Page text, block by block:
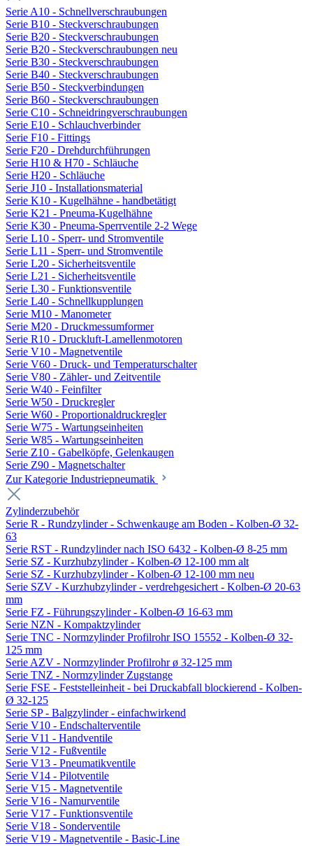
Serie A10 - Schnellverschraubungen
Serie B10 - Steckverschraubungen
Serie B20 - Steckverschraubungen
Serie B20 - Steckverschraubungen neu
Serie B30 - Steckverschraubungen
Serie B40 - Steckverschraubungen
Serie B50 - Steckverbindungen
Serie B60 - Steckverschraubungen
Serie C10 - Schneidringverschraubungen
Serie E10 - Schlauchverbinder
Serie F10 - Fittings
Serie F20 - Drehdurchführungen
Serie H10 & H70 - Schläuche
Serie H20 - Schläuche
Serie J10 - Installationsmaterial
Serie K10 - Kugelhähne - handbetätigt
Serie K21 - Pneuma-Kugelhähne
Serie K30 - Pneuma-Sperrventile 2-2 Wege
Serie L10 - Sperr- und Stromventile
Serie L11 - Sperr- und Stromventile
Serie L20 - Sicherheitsventile
Serie L21 - Sicherheitsventile
Serie L30 - Funktionsventile
Serie L40 - Schnellkupplungen
Serie M10 - Manometer
Serie M20 - Druckmessumformer
Serie R10 - Druckluft-Lamellenmotoren
Serie V10 - Magnetventile
Serie V60 - Druck- und Temperaturschalter
Serie V80 - Zähler- und Zeitventile
Serie W40 - Feinfilter
Serie W50 - Druckregler
Serie W60 - Proportionaldruckregler
Serie W75 - Wartungseinheiten
Serie W85 - Wartungseinheiten
Serie Z10 - Gabelköpfe, Gelenkaugen
Serie Z90 - Magnetschalter
Zur Kategorie Industriepneumatik
Zylinderzubehör
Serie R - Rundzylinder - Schwenkauge am Boden - Kolben-Ø 32-
63
Serie RST - Rundzylinder nach ISO 6432 - Kolben-Ø 8-25 mm
Serie SZ - Kurzhubzylinder - Kolben-Ø 12-100 mm alt
Serie SZ - Kurzhubzylinder - Kolben-Ø 12-100 mm neu
Serie SZV - Kurzhubzylinder - verdrehgesichert - Kolben-Ø 20-63
mm
Serie FZ - Führungszylinder - Kolben-Ø 16-63 mm
Serie NZN - Kompaktzylinder
Serie TNC - Normzylinder Profilrohr ISO 15552 - Kolben-Ø 32-
125 mm
Serie AZV - Normzylinder Profilrohr ø 32-125 mm
Serie TNZ - Normzylinder Zugstange
Serie FSE - Feststelleinheit - bei Druckabfall blockierend - Kolben-
Ø 32-125
Serie SP - Balgzylinder - einfachwirkend
Serie V10 - Endschalterventile
Serie V11 - Handventile
Serie V12 - Fußventile
Serie V13 - Pneumatikventile
Serie V14 - Pilotventile
Serie V15 - Magnetventile
Serie V16 - Namurventile
Serie V17 - Funktionsventile
Serie V18 - Sonderventile
Serie V19 - Magnetventile - Basic-Line